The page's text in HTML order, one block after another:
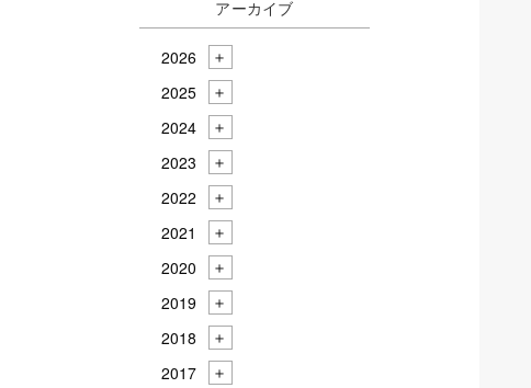
アーカイブ
2026
2025
2024
2023
2022
2021
2020
2019
2018
2017